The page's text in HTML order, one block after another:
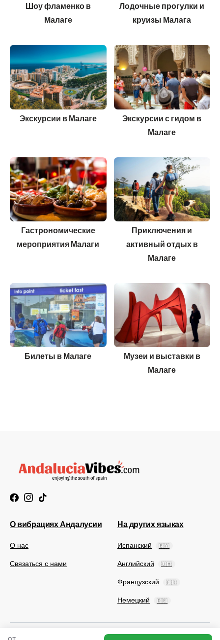
Шоу фламенко в
Малаге
Лодочные прогулки и
круизы Малага
Экскурсии в Малаге
Экскурсии с гидом в
Малаге
Гастрономические
мероприятия Малаги
Приключения и
активный отдых в
Малаге
Билеты в Малаге
Музеи и выставки в
Малаге
О вибрациях Андалусии
О нас
Связаться с нами
На других языках
Испанский 🇪🇦
Английский 🇺🇲
Французский 🇫🇷
Немецкий 🇩🇪